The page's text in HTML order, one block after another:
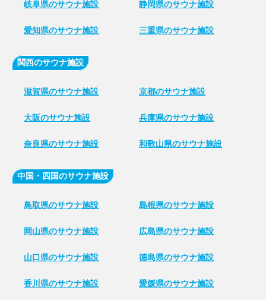
岐阜県のサウナ施設 静岡県のサウナ施設
愛知県のサウナ施設 三重県のサウナ施設
関西のサウナ施設
滋賀県のサウナ施設 京都のサウナ施設
大阪のサウナ施設 兵庫県のサウナ施設
奈良県のサウナ施設 和歌山県のサウナ施設
中国・四国のサウナ施設
鳥取県のサウナ施設 島根県のサウナ施設
岡山県のサウナ施設 広島県のサウナ施設
山口県のサウナ施設 徳島県のサウナ施設
香川県のサウナ施設 愛媛県のサウナ施設